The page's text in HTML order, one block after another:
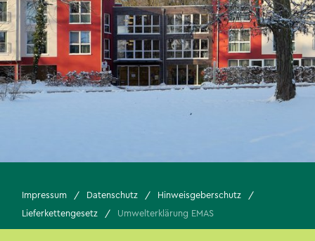
Impressum Datenschutz Hinweisgeberschutz
Lieferkettengesetz Umwelterklärung EMAS